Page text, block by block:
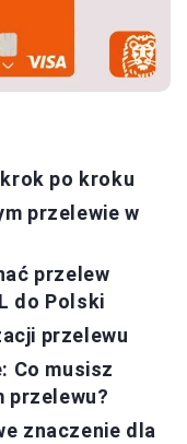
po kroku
przelewie w
przelew
do Polski
przelewu
Co musisz
przelewu?
znaczenie dla